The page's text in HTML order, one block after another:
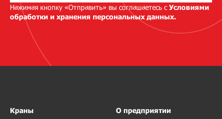
Нажимая кнопку «Отправить» вы соглашаетесь сУсловиями
обработки и хранения персональных данных.
Краны О предприятии